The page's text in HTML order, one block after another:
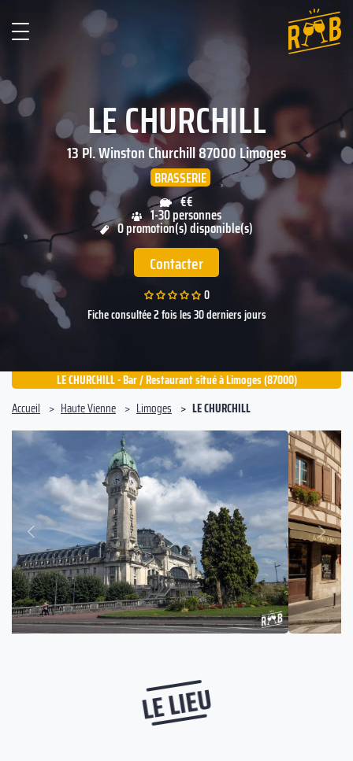
LE CHURCHILL
13 Pl. Winston Churchill87000Limoges
BRASSERIE
€€
1-30 personnes
0 promotion(s) disponible(s)
Contacter
0
Fiche consultée 2 fois les 30 derniers jours
LE CHURCHILL - Bar / Restaurant situé à Limoges (87000)
Accueil
Haute Vienne Limoges LE CHURCHILL
Précédent
Suivant
LE LIEU